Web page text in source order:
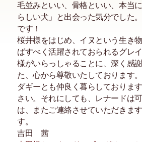
毛並みといい、骨格といい、本当
らしい犬」と出会った気分でした
です！
桜井様をはじめ、イヌという生き
ばすべく活躍されておられるグレ
様がいらっしゃることに、深く感
た、心から尊敬いたしております。
ダギーとも仲良く暮らしておりま
さい。それにしても、レナードは
は、またご連絡させていただきま
す。
吉田 茜